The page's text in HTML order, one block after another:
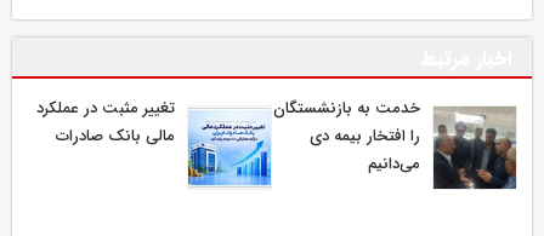
خدمت به بازنشستگان‌
را افتخار بیمه دی
می‌دانیم
تغییر مثبت در عملکرد
مالی بانک صادرات